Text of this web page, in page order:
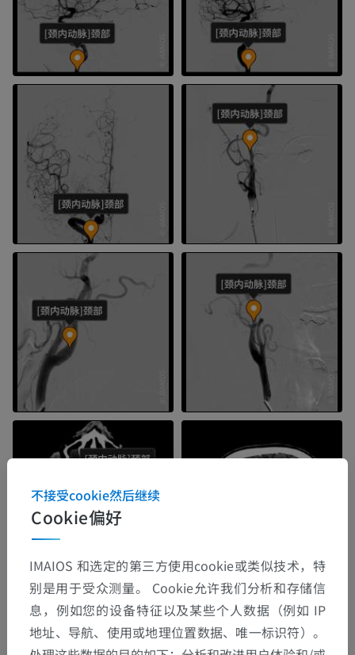
Cookie偏好
不接受cookie然后继续
IMAIOS 和选定的第三方使用cookie或类似技术，特
别是用于受众测量。 Cookie允许我们分析和存储信
息，例如您的设备特征以及某些个人数据（例如 IP
地址、导航、使用或地理位置数据、唯一标识符）。